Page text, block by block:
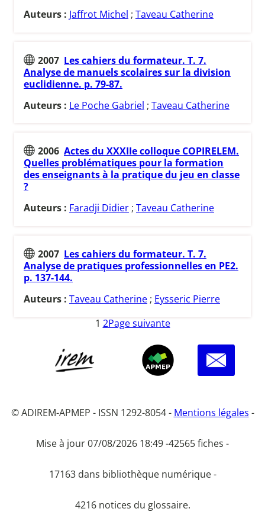
Auteurs : Jaffrot Michel ; Taveau Catherine
2007 Les cahiers du formateur. T. 7.
Analyse de manuels scolaires sur la division
euclidienne. p. 79-87.
Auteurs : Le Poche Gabriel ; Taveau Catherine
2006 Actes du XXXIIe colloque COPIRELEM.
Quelles problématiques pour la formation
des enseignants à la pratique du jeu en classe
?
Auteurs : Faradji Didier ; Taveau Catherine
2007 Les cahiers du formateur. T. 7.
Analyse de pratiques professionnelles en PE2.
p. 137-144.
Auteurs : Taveau Catherine ; Eysseric Pierre
1 2Page suivante
© ADIREM-APMEP - ISSN 1292-8054 - Mentions légales -
Mise à jour 07/08/2026 18:49 -42565 fiches -
17163 dans bibliothèque numérique -
4216 notices du glossaire.